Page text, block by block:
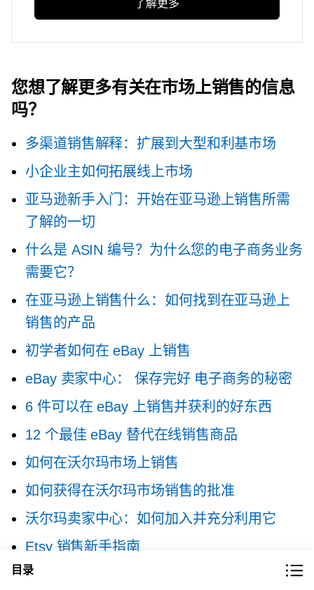
了解更多
您想了解更多有关在市场上销售的信息
吗？
多渠道销售解释：扩展到大型和利基市场
小企业主如何拓展线上市场
亚马逊新手入门：开始在亚马逊上销售所需
了解的一切
什么是 ASIN 编号？为什么您的电子商务业务
需要它？
在亚马逊上销售什么：如何找到在亚马逊上
销售的产品
初学者如何在 eBay 上销售
eBay 卖家中心： 保存完好电子商务的秘密
6 件可以在 eBay 上销售并获利的好东西
12 个最佳 eBay 替代在线销售商品
如何在沃尔玛市场上销售
如何获得在沃尔玛市场销售的批准
沃尔玛卖家中心：如何加入并充分利用它
Etsy 销售新手指南
在 Etsy 上最适合销售的商品有哪些？
目录